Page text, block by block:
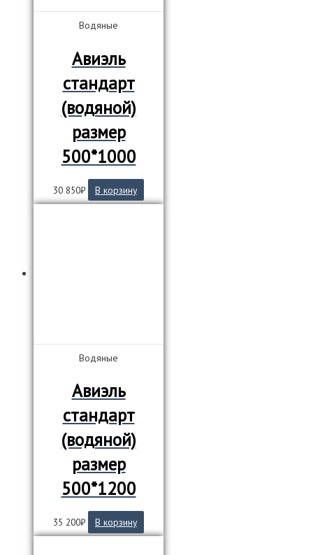
Водяные
Авиэль
стандарт
(водяной)
размер
500*1000
30 850₽ В корзину
Водяные
Авиэль
стандарт
(водяной)
размер
500*1200
35 200₽ В корзину